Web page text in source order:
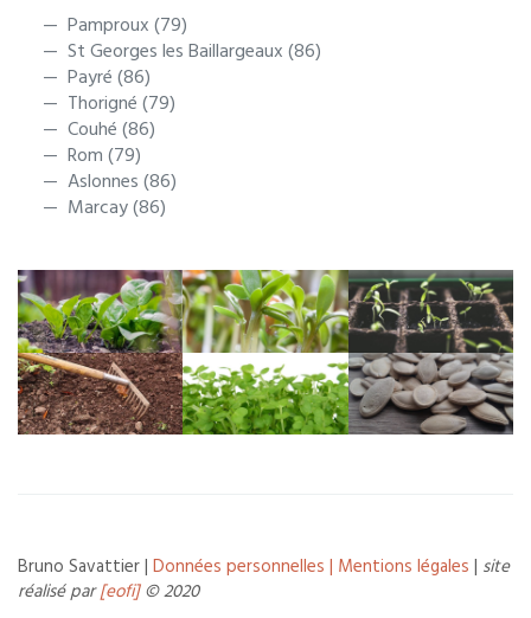
Pamproux (79)
St Georges les Baillargeaux (86)
Payré (86)
Thorigné (79)
Couhé (86)
Rom (79)
Aslonnes (86)
Marcay (86)
Bruno Savattier | Données personnelles | Mentions légales | site
réalisé par[eofi]© 2020